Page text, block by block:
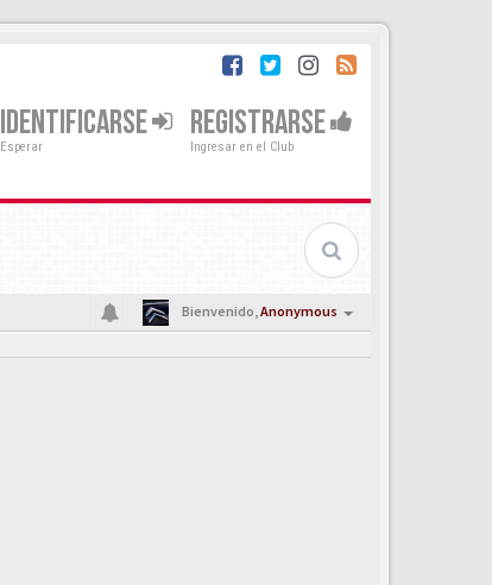
IDENTIFICARSE
Esperar
REGISTRARSE
Ingresar en el Club
Bienvenido,Anonymous